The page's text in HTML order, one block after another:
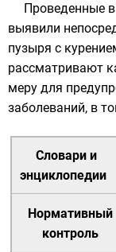
Проведенные
выявили
пузыря с
рассматривают
меру для
заболеваний, в
Словари и
энциклопедии
Нормативный
контроль